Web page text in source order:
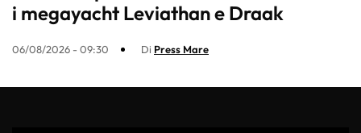
i megayacht Leviathan e Draak
06/08/2026 - 09:30 Di Press Mare